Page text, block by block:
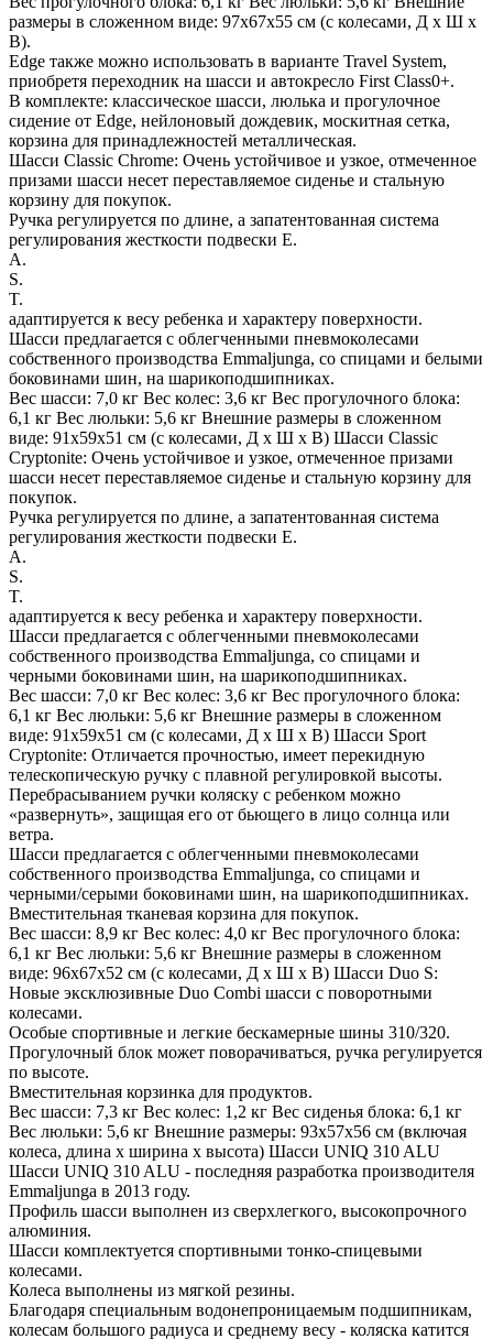
размеры в сложенном виде: 97x67x55 см (с колесами, Д x Ш x
В).
Edge также можно использовать в варианте Travel System,
приобретя переходник на шасси и автокресло First Class0+.
В комплекте: классическое шасси, люлька и прогулочное
сидение от Edge, нейлоновый дождевик, москитная сетка,
корзина для принадлежностей металлическая.
Шасси Classic Chrome: Очень устойчивое и узкое, отмеченное
призами шасси несет переставляемое сиденье и стальную
корзину для покупок.
Ручка регулируется по длине, а запатентованная система
регулирования жесткости подвески E.
A.
S.
T.
адаптируется к весу ребенка и характеру поверхности.
Шасси предлагается с облегченными пневмоколесами
собственного производства Emmaljunga, со спицами и белыми
боковинами шин, на шарикоподшипниках.
Вес шасси: 7,0 кг Вес колес: 3,6 кг Вес прогулочного блока:
6,1 кг Вес люльки: 5,6 кг Внешние размеры в сложенном
виде: 91x59x51 см (с колесами, Д x Ш x В) Шасси Classic
Cryptonite: Очень устойчивое и узкое, отмеченное призами
шасси несет переставляемое сиденье и стальную корзину для
покупок.
Ручка регулируется по длине, а запатентованная система
регулирования жесткости подвески E.
A.
S.
T.
адаптируется к весу ребенка и характеру поверхности.
Шасси предлагается с облегченными пневмоколесами
собственного производства Emmaljunga, со спицами и
черными боковинами шин, на шарикоподшипниках.
Вес шасси: 7,0 кг Вес колес: 3,6 кг Вес прогулочного блока:
6,1 кг Вес люльки: 5,6 кг Внешние размеры в сложенном
виде: 91x59x51 см (с колесами, Д x Ш x В) Шасси Sport
Cryptonite: Отличается прочностью, имеет перекидную
телескопическую ручку с плавной регулировкой высоты.
Перебрасыванием ручки коляску с ребенком можно
«развернуть», защищая его от бьющего в лицо солнца или
ветра.
Шасси предлагается с облегченными пневмоколесами
собственного производства Emmaljunga, со спицами и
черными/серыми боковинами шин, на шарикоподшипниках.
Вместительная тканевая корзина для покупок.
Вес шасси: 8,9 кг Вес колес: 4,0 кг Вес прогулочного блока:
6,1 кг Вес люльки: 5,6 кг Внешние размеры в сложенном
виде: 96x67x52 см (с колесами, Д x Ш x В) Шасси Duo S:
Новые эксклюзивные Duo Combi шасси с поворотными
колесами.
Особые спортивные и легкие бескамерные шины 310/320.
Прогулочный блок может поворачиваться, ручка регулируется
по высоте.
Вместительная корзинка для продуктов.
Вес шасси: 7,3 кг Вес колес: 1,2 кг Вес сиденья блока: 6,1 кг
Вес люльки: 5,6 кг Внешние размеры: 93x57x56 см (включая
колеса, длина х ширина х высота) Шасси UNIQ 310 ALU
Шасси UNIQ 310 ALU - последняя разработка производителя
Emmaljunga в 2013 году.
Профиль шасси выполнен из сверхлегкого, высокопрочного
алюминия.
Шасси комплектуется спортивными тонко-спицевыми
колесами.
Колеса выполнены из мягкой резины.
Благодаря специальным водонепроницаемым подшипникам,
колесам большого радиуса и среднему весу - коляска катится